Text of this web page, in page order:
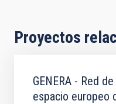
Proyectos
GENERA - Red
espacio europeo